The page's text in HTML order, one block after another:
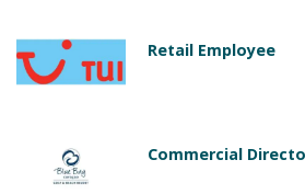
Retail Employee
Commercial